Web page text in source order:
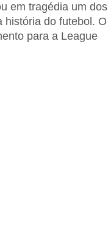
em tragédia um dos
história do futebol. O
para a League